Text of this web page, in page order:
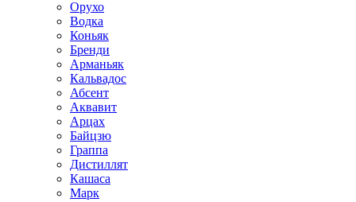
Орухо
Водка
Коньяк
Бренди
Арманьяк
Кальвадос
Абсент
Аквавит
Арцах
Байцзю
Граппа
Дистиллят
Кашаса
Марк